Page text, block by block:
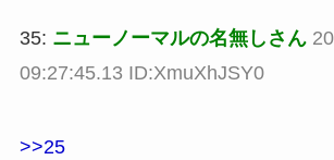
35: ニューノーマルの名無しさん
09:27:45.13 ID:XmuXhJSY0
>>25